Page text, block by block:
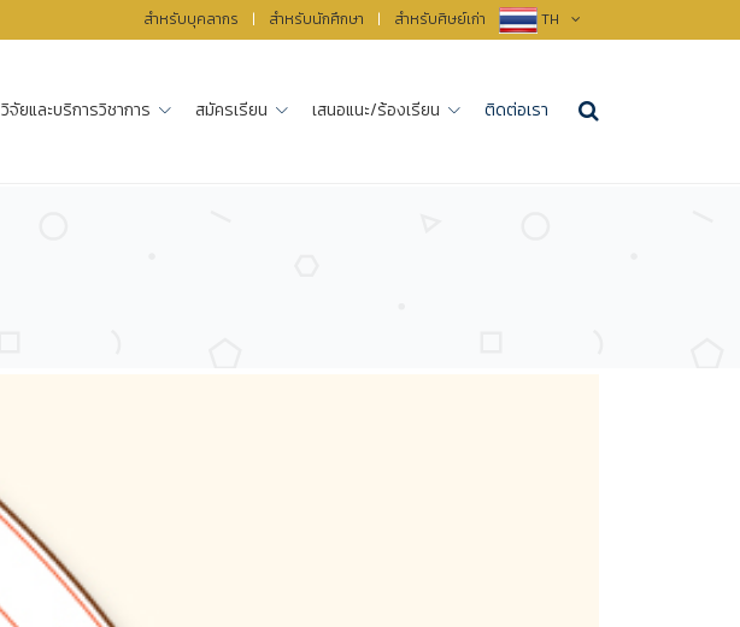
สำหรับบุคลากร | สำหรับนักศึกษา | สำหรับศิษย์เก่า TH
วิจัยและบริการวิชาการ สมัครเรียน เสนอแนะ/ร้องเรียน ติดต่อเรา